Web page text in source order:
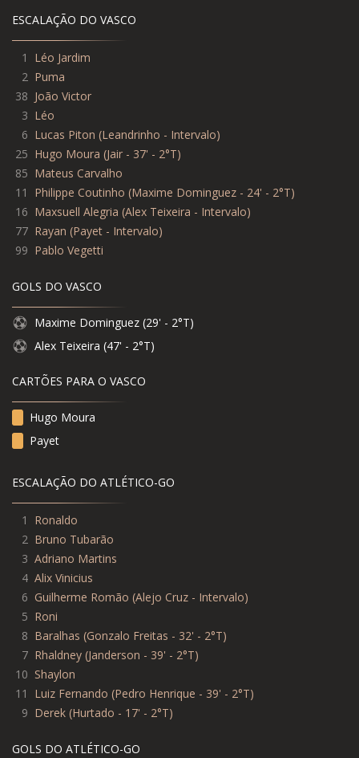
ESCALAÇÃO DO VASCO
1
Léo Jardim
2 Puma
38 João Victor
3 Léo
6 Lucas Piton (Leandrinho - Intervalo)
25 Hugo Moura (Jair - 37' - 2°T)
85 Mateus Carvalho
11
Philippe Coutinho (Maxime Dominguez - 24' - 2°T)
16 Maxsuell Alegria (Alex Teixeira - Intervalo)
77 Rayan (Payet - Intervalo)
99 Pablo Vegetti
GOLS DO VASCO
Maxime Dominguez (29' - 2°T)
Alex Teixeira (47' - 2°T)
CARTÕES PARA O VASCO
Hugo Moura
Payet
ESCALAÇÃO DO ATLÉTICO-GO
1
Ronaldo
2 Bruno Tubarão
3 Adriano Martins
4 Alix Vinicius
6 Guilherme Romão (Alejo Cruz - Intervalo)
5 Roni
8 Baralhas (Gonzalo Freitas - 32' - 2°T)
7 Rhaldney (Janderson - 39' - 2°T)
10 Shaylon
11
Luiz Fernando (Pedro Henrique - 39' - 2°T)
9 Derek (Hurtado - 17' - 2°T)
GOLS DO ATLÉTICO-GO